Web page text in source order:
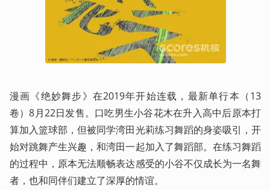
漫画《绝妙舞步》在2019年开始连载，最新单行本（13
卷）8月22日发售。口吃男生小谷花木在升入高中后原本打
算加入篮球部，但被同学湾田光莉练习舞蹈的身姿吸引，开
始对跳舞产生兴趣，和湾田一起加入了舞蹈部。在练习舞蹈
的过程中，原本无法顺畅表达感受的小谷不仅成长为一名舞
者，也和同伴们建立了深厚的情谊。